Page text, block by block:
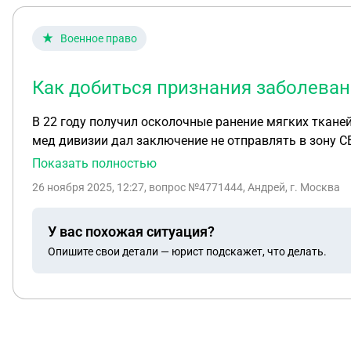
Военное право
Как добиться признания
В 22 году получил осколочные ранение мягких
мед дивизии дал заключение не отправлять в
инсулин в окоп привезут,в части снова отправили в
состояние ухудшилось эвакуировали в главный
Показать полностью
26 ноября 2025, 12:27, вопрос №4771444, Андрей, г. Москва
У вас похожая ситуация?
Опишите свои детали — юрист подскажет, что делать.